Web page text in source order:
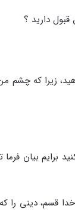
دارید ؟
زیرا که چشم من
بیان فرما
دینی را که